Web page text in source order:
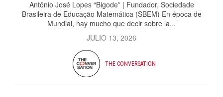
Antônio José Lopes “Bigode” | Fundador, Sociedade
Brasileira de Educação Matemática (SBEM) En época de
Mundial, hay mucho que decir sobre la...
JULIO 13, 2026
THE CONVERSATION